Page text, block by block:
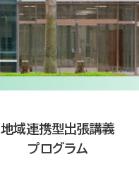
地域連携型出張講義
プログラム